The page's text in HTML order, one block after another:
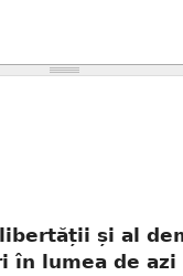
și al
în lumea de azi